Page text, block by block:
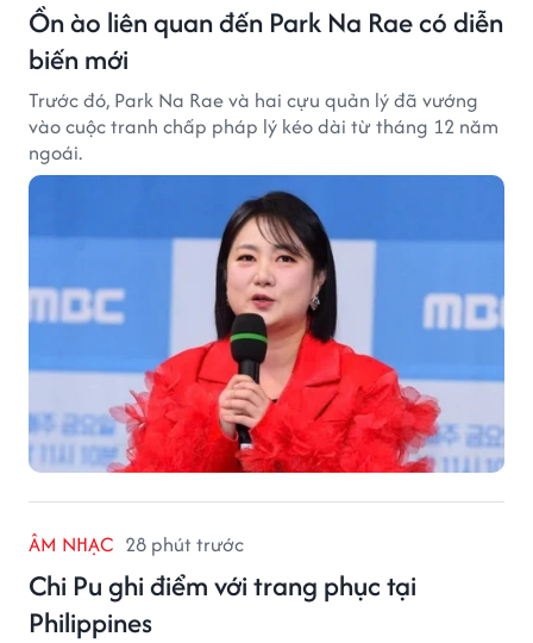
Ồn ào liên quan đến Park Na Rae có diễn
biến mới
Trước đó, Park Na Rae và hai cựu quản lý đã vướng
vào cuộc tranh chấp pháp lý kéo dài từ tháng 12 năm
ngoái.
ÂM NHẠC 28 phút trước
Chi Pu ghi điểm với trang phục tại
Philippines